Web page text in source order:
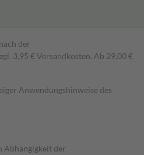
der
3,95 € Versandkosten. Ab 29,00 €
Anwendungshinweise des
Abhängigkeit der